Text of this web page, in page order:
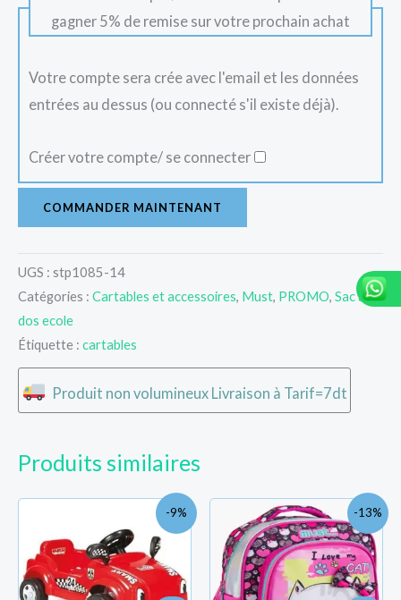
gagner 5% de remise sur votre prochain achat
Votre compte sera crée avec l'email et les données
entrées au dessus (ou connecté s'il existe déjà).
Créer votre compte/ se connecter
COMMANDER MAINTENANT
UGS : stp1085-14
Catégories : Cartables et accessoires, Must, PROMO, Sac a
dos ecole
Étiquette : cartables
Produit non volumineux Livraison à Tarif=7dt
Produits similaires
-9%
initial
était :
TND
186.000.
Le
prix
actuel
170.000.
-13%
Le
prix
initial
était :
TND
72.400.
Le
prix
actuel
est :
TND